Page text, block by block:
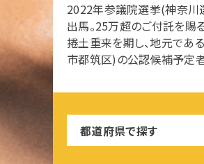
2022年参議院選挙(神奈川
出馬。25万超のご付託を賜
捲土重来を期し、地元であ
市都筑区)の公認候補予定